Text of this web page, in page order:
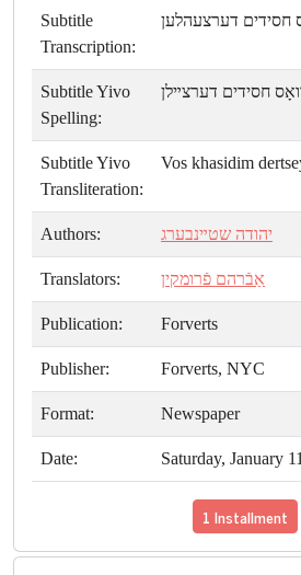
Subtitle
Transcription:
חסידים דערצעהלען
Subtitle Yivo
Spelling:
חסידים דערצײלן
Subtitle Yivo
Transliteration:
Vos khasidim
Authors: יהודה שטײנבערג
Translators: אַבֿרהם פֿרומקין
Publication: Forverts
Publisher: Forverts, NYC
Format: Newspaper
Date: Saturday, January
1 Installment